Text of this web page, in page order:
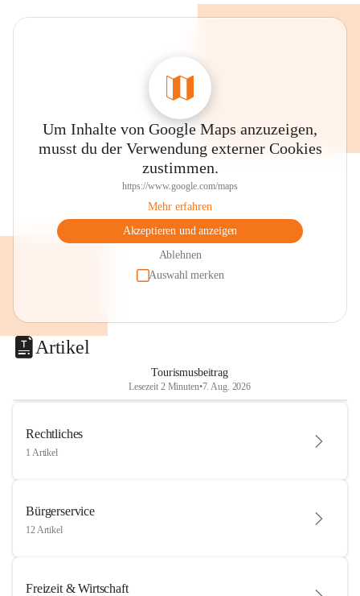
Um Inhalte von Google Maps anzuzeigen,
musst du der Verwendung externer Cookies
zustimmen.
https://www.google.com/maps
Mehr erfahren
Akzeptieren und anzeigen
Ablehnen
Auswahl merken
Artikel
Tourismusbeitrag
Lesezeit 2 Minuten•7. Aug. 2026
Rechtliches
1 Artikel
Bürgerservice
12 Artikel
Freizeit & Wirtschaft